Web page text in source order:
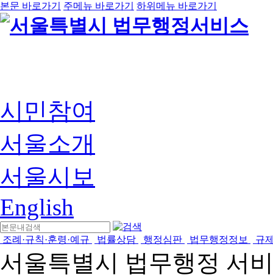
본문 바로가기 주메뉴 바로가기 하위메뉴 바로가기
시민참여
서울소개
서울시보
English
조례·규칙·훈령·예규 법률상담 행정심판 법무행정정보 규
서울특별시 법무행정 서